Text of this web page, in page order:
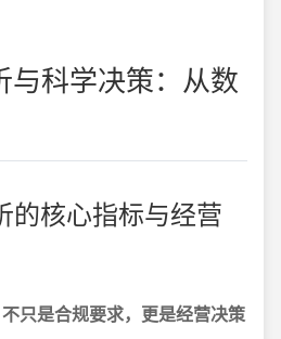
与科学决策：从数
的核心指标与经营
只是合规要求，更是经营决策